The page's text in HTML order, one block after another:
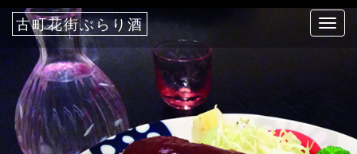
T
o
e
n
古町花街ぶらり酒